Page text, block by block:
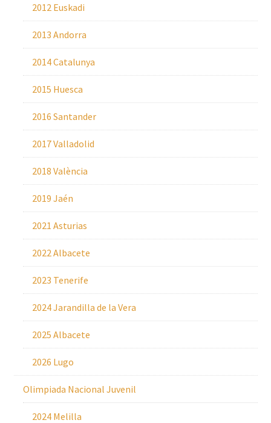
2012 Euskadi
2013 Andorra
2014 Catalunya
2015 Huesca
2016 Santander
2017 Valladolid
2018 València
2019 Jaén
2021 Asturias
2022 Albacete
2023 Tenerife
2024 Jarandilla de la Vera
2025 Albacete
2026 Lugo
Olimpiada Nacional Juvenil
2024 Melilla